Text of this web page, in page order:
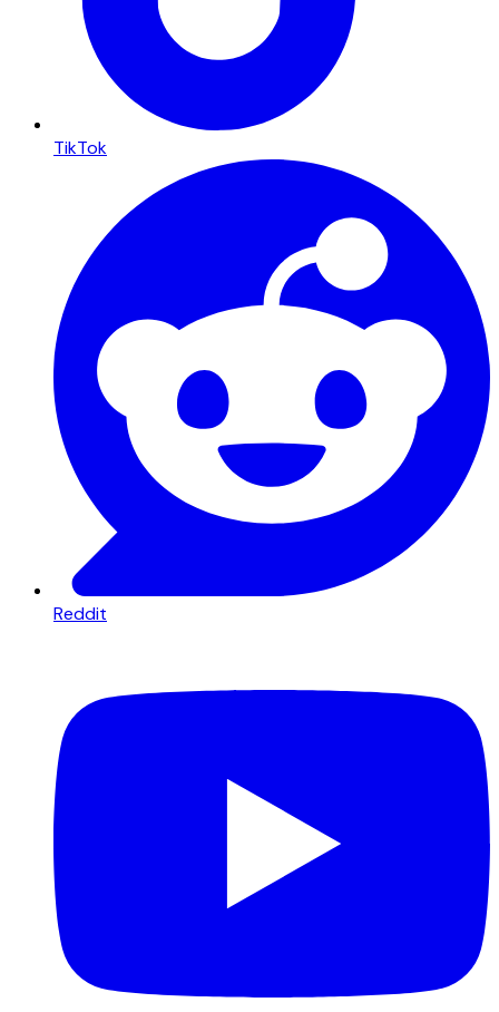
TikTok
Reddit